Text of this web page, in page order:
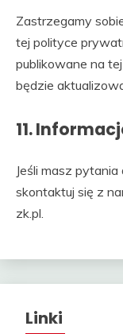
Zastrzegamy
tej polityce
publikowane na
będzie
11.
Jeśli masz
skontaktuj się z
zk.pl
Linki